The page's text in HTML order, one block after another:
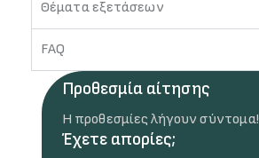
Θέματα εξετάσεων
FAQ
Προθεσμία αίτησης
Η προθεσμίες λήγουν σύντομα!
Έχετε απορίες;